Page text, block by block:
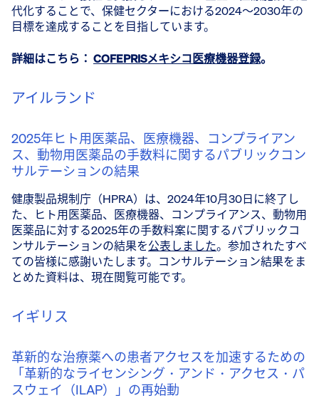
代化することで、保健セクターにおける2024〜2030年の
目標を達成することを目指しています。
詳細はこちら： COFEPRISメキシコ医療機器登録。
アイルランド
2025年ヒト用医薬品、医療機器、コンプライアン
ス、動物用医薬品の手数料に関するパブリックコン
サルテーションの結果
健康製品規制庁（HPRA）は、2024年10月30日に終了し
た、ヒト用医薬品、医療機器、コンプライアンス、動物用
医薬品に対する2025年の手数料案に関するパブリックコ
ンサルテーションの結果を公表しました。参加されたすべ
ての皆様に感謝いたします。コンサルテーション結果をま
とめた資料は、現在閲覧可能です。
イギリス
革新的な治療薬への患者アクセスを加速するための
「革新的なライセンシング・アンド・アクセス・パ
スウェイ（ILAP）」の再始動